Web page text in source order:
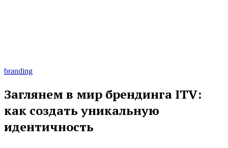
branding
Заглянем в мир брендинга ITV:
как создать уникальную
идентичность